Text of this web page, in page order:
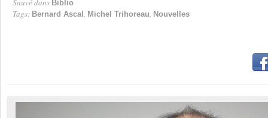
Sauvé dans Biblio
Tags: Bernard Ascal , Michel Trihoreau, Nouvelles